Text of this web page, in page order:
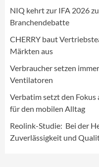
NIQ kehrt zur IFA 2026
Branchendebatte
CHERRY baut
Märkten aus
Verbraucher setzen
Ventilatoren
Verbatim setzt den
für den mobilen Alltag
Reolink-Studie: Bei der
Zuverlässigkeit und
4
Power-
5
Background
Reolink-
statt
6
Top Story
IFA App